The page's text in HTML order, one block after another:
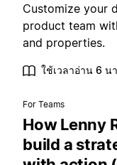
Customize your
product team
and properties.
ใช้เวลาอ่าน 6 น
For Teams
How Lenny
build a